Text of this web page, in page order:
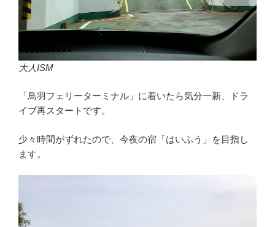
大人ISM
「鳥羽フェリーターミナル」に着いたら気分一新、ドラ
イブ再スタートです。
少々時間がずれたので、今夜の宿「はいふう」を目指し
ます。